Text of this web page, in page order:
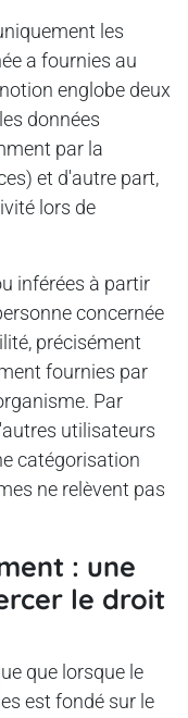
les
a fournies au
englobe deux
données
par la
et d'autre part,
lors de
inférées à partir
concernée
précisément
fournies par
Par
utilisateurs
catégorisation
ne relèvent pas
: une
le droit
que lorsque le
est fondé sur le